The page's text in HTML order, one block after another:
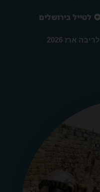
לטייל בירושלים
ארז 2026